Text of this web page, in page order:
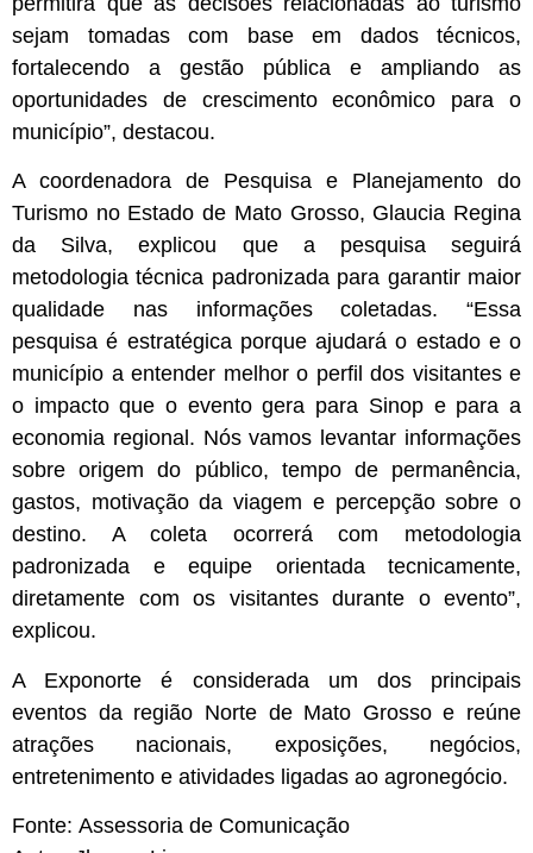
sejam tomadas com base em dados técnicos,
fortalecendo a gestão pública e ampliando as
oportunidades de crescimento econômico para o
município”, destacou.
A coordenadora de Pesquisa e Planejamento do
Turismo no Estado de Mato Grosso, Glaucia Regina
da Silva, explicou que a pesquisa seguirá
metodologia técnica padronizada para garantir maior
qualidade nas informações coletadas. “Essa
pesquisa é estratégica porque ajudará o estado e o
município a entender melhor o perfil dos visitantes e
o impacto que o evento gera para Sinop e para a
economia regional. Nós vamos levantar informações
sobre origem do público, tempo de permanência,
gastos, motivação da viagem e percepção sobre o
destino. A coleta ocorrerá com metodologia
padronizada e equipe orientada tecnicamente,
diretamente com os visitantes durante o evento”,
explicou.
A Exponorte é considerada um dos principais
eventos da região Norte de Mato Grosso e reúne
atrações nacionais, exposições, negócios,
entretenimento e atividades ligadas ao agronegócio.
Fonte: Assessoria de Comunicação